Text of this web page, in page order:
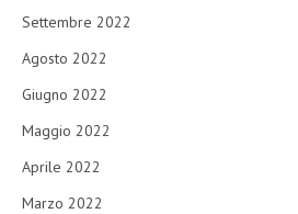
Settembre 2022
Agosto 2022
Giugno 2022
Maggio 2022
Aprile 2022
Marzo 2022